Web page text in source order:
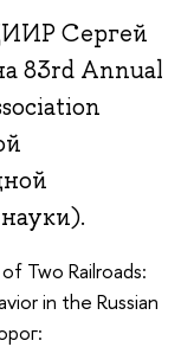
Сергей
83rd Annual
Two Railroads:
in the Russian